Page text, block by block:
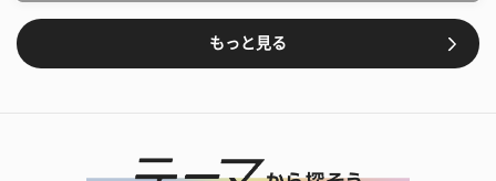
もっと見る